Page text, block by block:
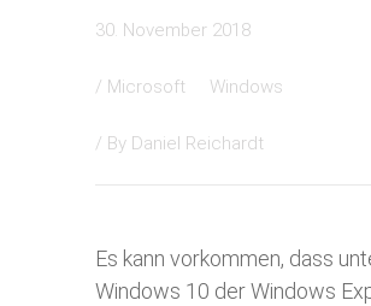
30. November 2018
/ Microsoft Windows
/ By Daniel Reichardt
Es kann vorkommen, dass
Windows 10 der Windows